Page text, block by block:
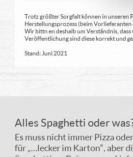
Trotz größter Sorgfalt können in unseren
Herstellungsprozess (beim
Wir bittn en deshalb um Verständnis,
Veröffentlichung sind diese korrekt und
Stand: Juni 2021
Alles Spaghetti oder
Es muss nicht immer Pizza
für „…lecker im Karton“, aber